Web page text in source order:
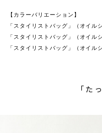
【カラーバリエーション】
「スタイリストバッグ」（オイル
「スタイリストバッグ」（オイル
「スタイリストバッグ」（オイル
「た